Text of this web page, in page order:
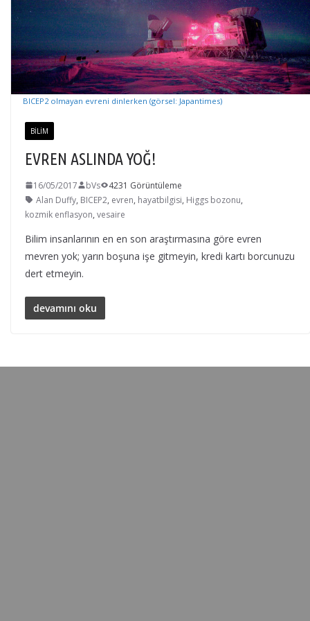
BICEP2 olmayan evreni dinlerken (görsel: Japantimes)
BILIM
EVREN ASLINDA YOĞ!
16/05/2017 bVs
4231 Görüntüleme
Alan Duffy, BICEP2, evren, hayatbilgisi, Higgs bozonu,
kozmik enflasyon, vesaire
Bilim insanlarının en en son araştırmasına göre evren
mevren yok; yarın boşuna işe gitmeyin, kredi kartı borcunuzu
dert etmeyin.
devamını oku